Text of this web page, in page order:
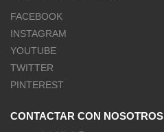
FACEBOOK
INSTAGRAM
YOUTUBE
TWITTER
PINTEREST
CONTACTAR CON NOSOTROS